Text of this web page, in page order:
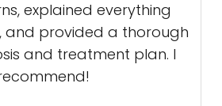
explained everything
and provided a thorough
and treatment plan. I